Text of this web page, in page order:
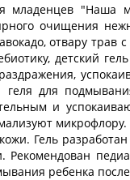
младенцев "Наша
очищения
отвару
детский
для
и
Гель
Рекомендован
ребенка